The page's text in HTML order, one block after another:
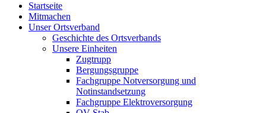
Startseite
Mitmachen
Unser Ortsverband
Geschichte des Ortsverbands
Unsere Einheiten
Zugtrupp
Bergungsgruppe
Fachgruppe Notversorgung und
Notinstandsetzung
Fachgruppe Elektroversorgung